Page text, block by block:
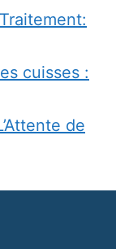
cuisses :
de